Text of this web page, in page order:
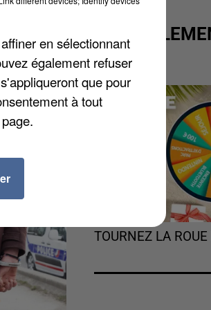
et
quatre
GAGNER
TOURNEZ LA ROUE
en sélectionnant
également refuser
que pour
à tout